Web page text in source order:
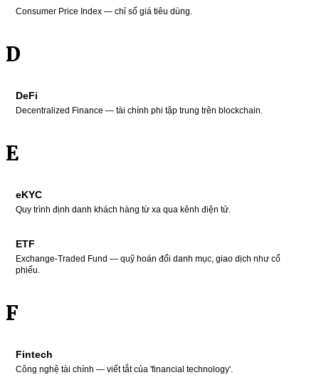
Consumer Price Index — chỉ số giá tiêu dùng.
D
DeFi
Decentralized Finance — tài chính phi tập trung trên blockchain.
E
eKYC
Quy trình định danh khách hàng từ xa qua kênh điện tử.
ETF
Exchange-Traded Fund — quỹ hoán đổi danh mục, giao dịch như cổ
phiếu.
F
Fintech
Công nghệ tài chính — viết tắt của 'financial technology'.